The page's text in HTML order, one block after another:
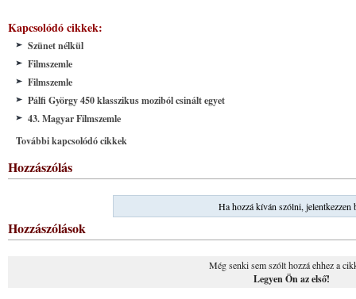
Kapcsolódó cikkek:
Szünet nélkül
Filmszemle
Filmszemle
Pálfi György 450 klasszikus moziból csinált egyet
43. Magyar Filmszemle
További kapcsolódó cikkek
Hozzászólás
Ha hozzá kíván szólni, jelentkezzen
Hozzászólások
Még senki sem szólt hozzá ehhez a
Legyen Ön az első!